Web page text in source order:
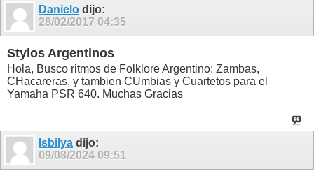
Danielo dijo:
28/02/2017 04:35
Stylos Argentinos
Hola, Busco ritmos de Folklore Argentino: Zambas,
CHacareras, y tambien CUmbias y Cuartetos para el
Yamaha PSR 640. Muchas Gracias
Isbilya dijo:
09/08/2024 09:51